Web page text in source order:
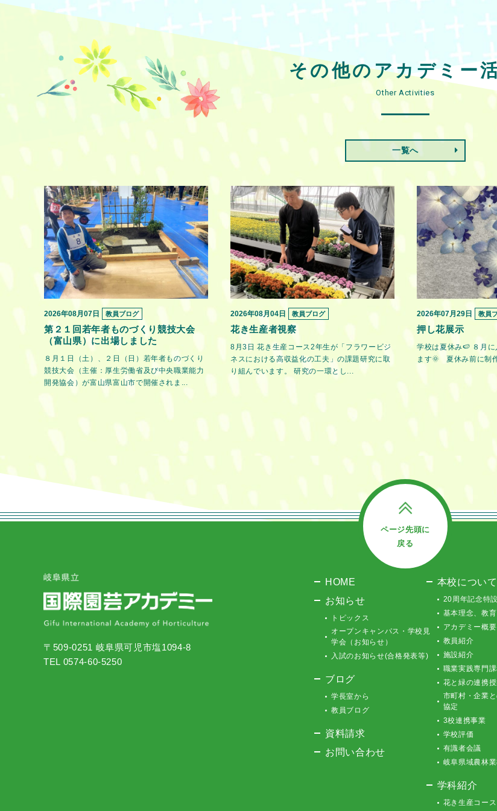
その他のアカデミー
Other Activities
一覧へ
2026年08月07日 教員ブログ
第２１回若年者ものづくり競技大会
（富山県）に出場しました
８月１日（土）、２日（日）若年者ものづくり
競技大会（主催：厚生労働省及び中央職業能力
開発協会）が富山県富山市で開催されま...
2026年08月04日 教員ブログ
花き生産者視察
8月3日 花き生産コース2年生が「フラワービジ
ネスにおける高収益化の工夫」の課題研究に取
り組んでいます。 研究の一環とし...
2026年07月29日 教員
押し花展示
学校は夏休み🍉 ８月
ます🌞 夏休み前に制
ページ先頭に
戻る
〒509-0251 岐阜県可児市塩1094-8
TEL 0574-60-5250
HOME
お知らせ
トピックス
オープンキャンパス・学校見
学会（お知らせ）
入試のお知らせ(合格発表等)
ブログ
学長室から
教員ブログ
資料請求
お問い合わせ
本校について
20周年記念特
基本理念、教
アカデミー概要
教員紹介
施設紹介
職業実践専門課
花と緑の連携
市町村・企業
協定
3校連携事業
学校評価
有識者会議
岐阜県域農林
学科紹介
花き生産コース